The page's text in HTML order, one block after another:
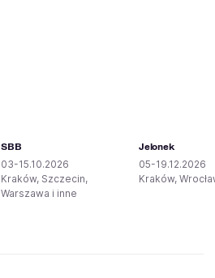
SBB
03-15.10.2026
Kraków, Szczecin,
Warszawa i inne
Jelonek
05-19.12.2026
Kraków,